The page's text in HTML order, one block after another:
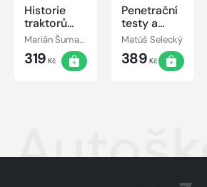
Historie
traktorů
Zetor
Marián Šuman-Hreblay
319 Kč
Penetrační
testy a
exploitace
Matúš Selecký
389 Kč